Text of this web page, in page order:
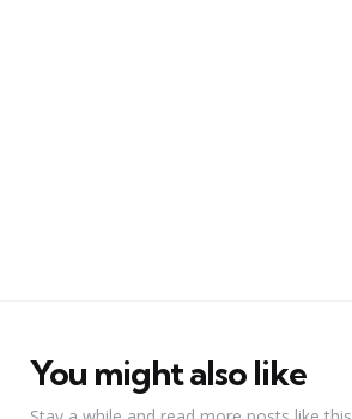
You might also like